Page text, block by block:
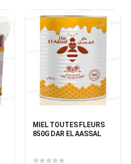
MIEL TOUTES FLEURS
850G DAR EL AASSAL